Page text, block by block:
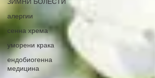
алергии
сенна хрема
уморени крака
ендобиогенна
медицина